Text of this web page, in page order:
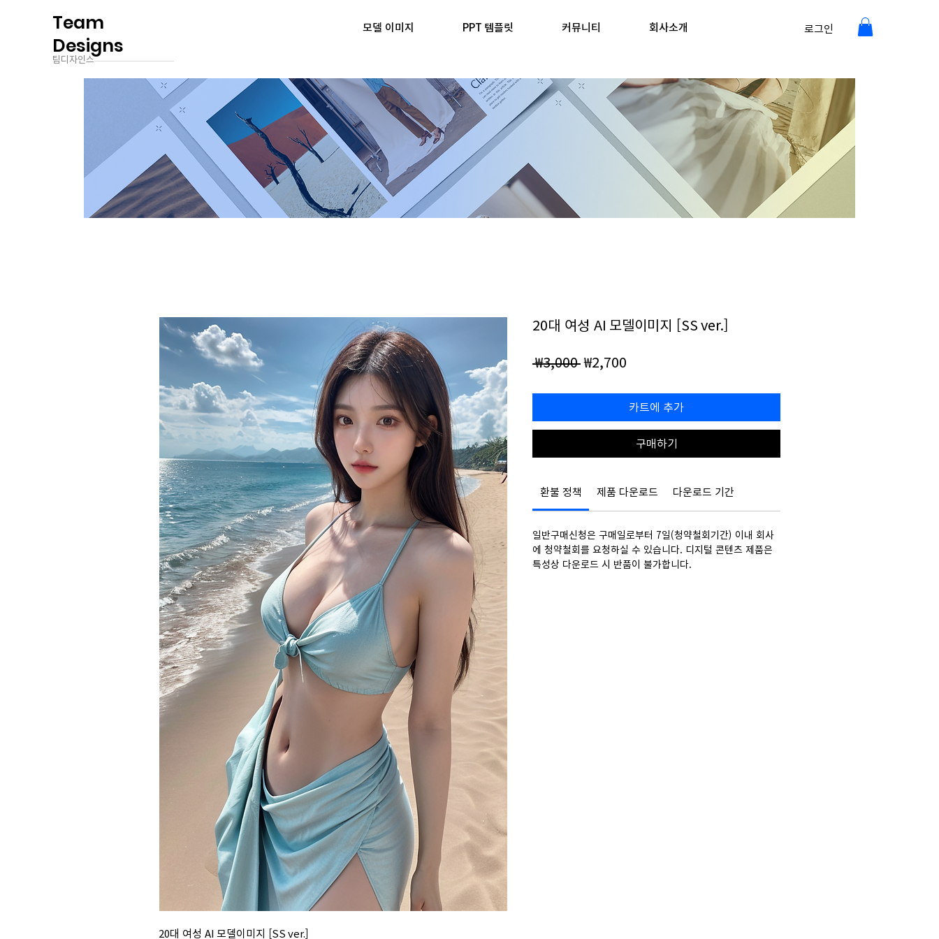
Team
Designs
팀디자인스
모델 이미지 PPT 템플릿 커뮤니티 회사소개 로그인
20대 여성 AI 모델이미지 [SS ver.]
20대 여성 AI 모델이미지 [SS ver.]
₩3,000 일
가
₩2,700
가
카트에 추가
구매하기
환불 정책 제품 다운로드 다운로드 기간
일반구매신청은 구매일로부터 7일(청약철회기간) 이내 회사
에 청약철회를 요청하실 수 있습니다. 디지털 콘텐츠 제품은
특성상 다운로드 시 반품이 불가합니다.